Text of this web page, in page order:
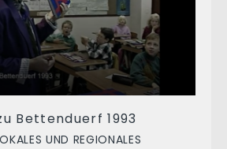
Bettenduerf 1993
UND REGIONALES